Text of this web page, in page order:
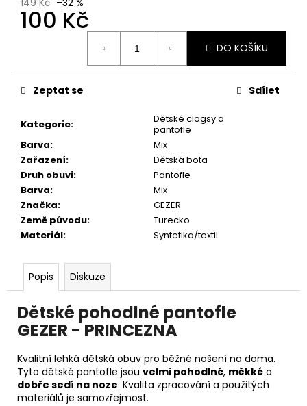
100 Kč
DO KOŠÍKU
Kategorie:
Dětské clogsy a
pantofle
Barva:
Mix
Zařazení:
Dětská bota
Druh obuvi:
Pantofle
Barva:
Mix
Značka:
GEZER
Země původu:
Turecko
Materiál: Syntetika/textil
Zeptat se Sdílet
Popis Diskuze
Dětské pohodlné pantofle
GEZER - PRINCEZNA
Kvalitní lehká dětská obuv pro běžné nošení na doma.
Tyto dětské pantofle jsou velmi pohodlné, měkké a
dobře sedí na noze. Kvalita zpracování a použitých
materiálů je samozřejmost.